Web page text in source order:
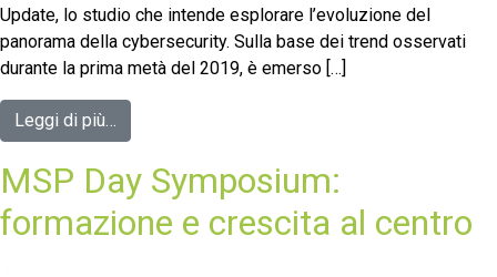
Update, lo studio che intende esplorare l’evoluzione del
panorama della cybersecurity. Sulla base dei trend osservati
durante la prima metà del 2019, è emerso […]
Leggi di più…
MSP Day Symposium:
formazione e crescita al centro